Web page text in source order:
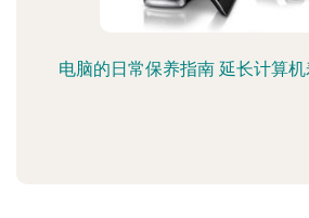
电脑的日常保养指南 延长计算